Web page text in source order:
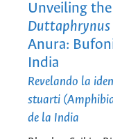
Unveiling
Anura:
India
Revelando la
stuarti
de la India